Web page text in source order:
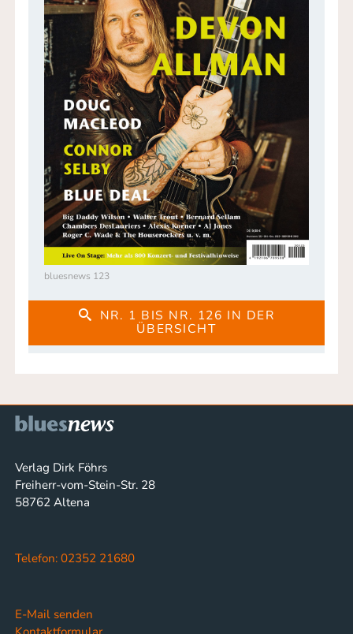
bluesnews 123
NR. 1 BIS NR. 126 IN DER
ÜBERSICHT
Verlag Dirk Föhrs
Freiherr-vom-Stein-Str. 28
58762 Altena
Telefon: 02352 21680
E-Mail senden